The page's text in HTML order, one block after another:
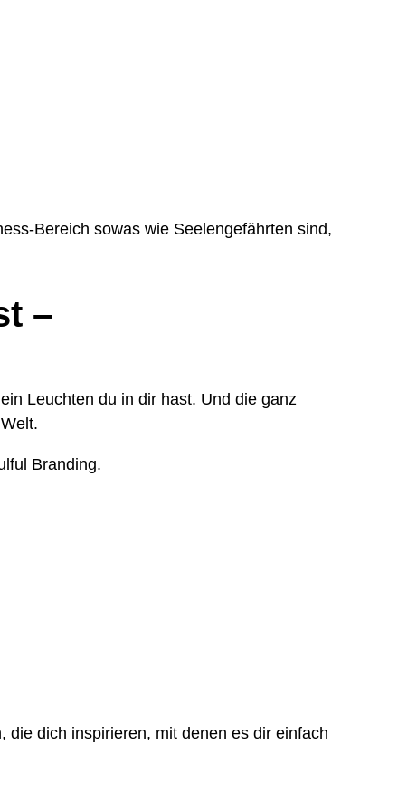
Bereich sowas wie Seelengefährten sind,
–
Leuchten du in dir hast. Und die ganz
Branding.
dich inspirieren, mit denen es dir einfach